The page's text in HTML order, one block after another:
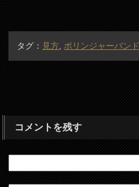
タグ： 見方 ボリンジャーバンド
コメントを残す